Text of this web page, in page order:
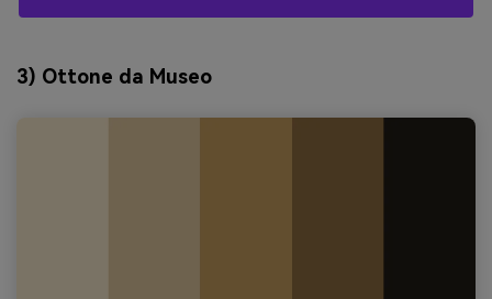
3) Ottone da Museo